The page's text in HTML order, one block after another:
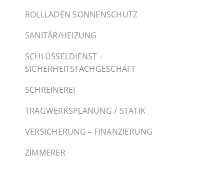
ROLLLADEN SONNENSCHUTZ
SANITÄR/HEIZUNG
SCHLÜSSELDIENST –
SICHERHEITSFACHGESCHÄFT
SCHREINEREI
TRAGWERKSPLANUNG / STATIK
VERSICHERUNG – FINANZIERUNG
ZIMMERER